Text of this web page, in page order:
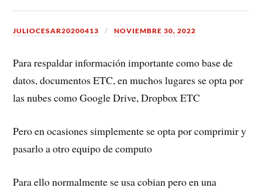
JULIOCESAR20200413 NOVIEMBRE 30, 2022
Para respaldar información importante como base de
datos, documentos ETC, en muchos lugares se opta por
las nubes como Google Drive, Dropbox ETC
Pero en ocasiones simplemente se opta por comprimir y
pasarlo a otro equipo de computo
Para ello normalmente se usa cobian pero en una